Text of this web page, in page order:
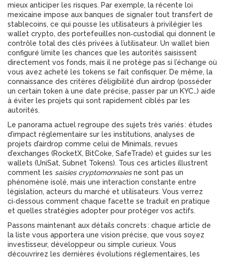
mieux anticiper les risques. Par exemple, la récente loi
mexicaine impose aux banques de signaler tout transfert de
stablecoins, ce qui pousse les utilisateurs à privilégier les
wallet crypto, des portefeuilles non‑custodial qui donnent le
contrôle total des clés privées à l’utilisateur. Un wallet bien
configuré limite les chances que les autorités saisissent
directement vos fonds, mais il ne protège pas si l’échange où
vous avez acheté les tokens se fait confisquer. De même, la
connaissance des critères d’éligibilité d’un airdrop (posséder
un certain token à une date précise, passer par un KYC…) aide
à éviter les projets qui sont rapidement ciblés par les
autorités.
Le panorama actuel regroupe des sujets très variés : études
d’impact réglementaire sur les institutions, analyses de
projets d’airdrop comme celui de Minimals, revues
d’exchanges (RocketX, BitCoke, SafeTrade) et guides sur les
wallets (UniSat, Subnet Tokens). Tous ces articles illustrent
comment les saisies cryptomonnaiesne sont pas un
phénomène isolé, mais une interaction constante entre
législation, acteurs du marché et utilisateurs. Vous verrez
ci‑dessous comment chaque facette se traduit en pratique
et quelles stratégies adopter pour protéger vos actifs.
Passons maintenant aux détails concrets : chaque article de
la liste vous apportera une vision précise, que vous soyez
investisseur, développeur ou simple curieux. Vous
découvrirez les dernières évolutions réglementaires, les